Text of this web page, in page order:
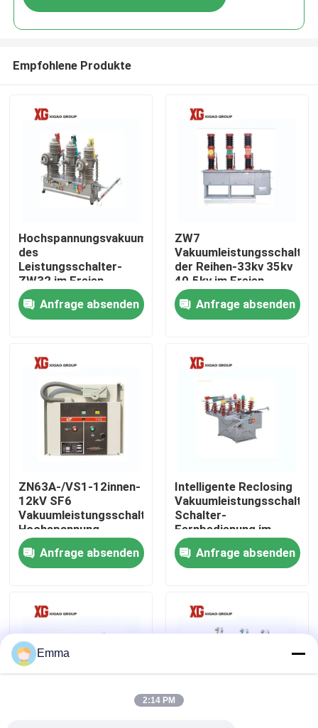
Haus
Produkte
Über uns
Fabrik-Ausflug
Qualitätskontrolle
Treten Sie mit uns in Verbindung
Luft-Lasttrennschalter
Lasttrennschalter SF6
Empfohlene Produkte
Hochspannungsvakuum
des
Leistungsschalter-
ZW32 im Freien
Anfrage absenden
ZW7
Vakuumleistungsschalter
der Reihen-33kv 35kv
40.5kv im Freien
Anfrage absenden
ZN63A-/VS1-12innen-
12kV SF6
Vakuumleistungsschalter-
Hochspannung
Anfrage absenden
Intelligente Reclosing
Vakuumleistungsschalter-
Schalter-
Fernbedienung im
Freien
Anfrage absenden
Emma
2:14 PM